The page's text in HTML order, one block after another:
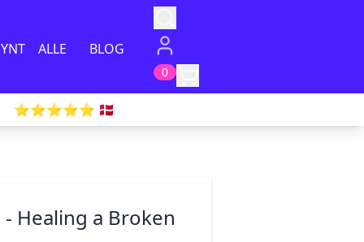
ALLE BLOG
0
⭐️⭐️⭐️⭐️⭐️ 🇩🇰
Healing a Broken